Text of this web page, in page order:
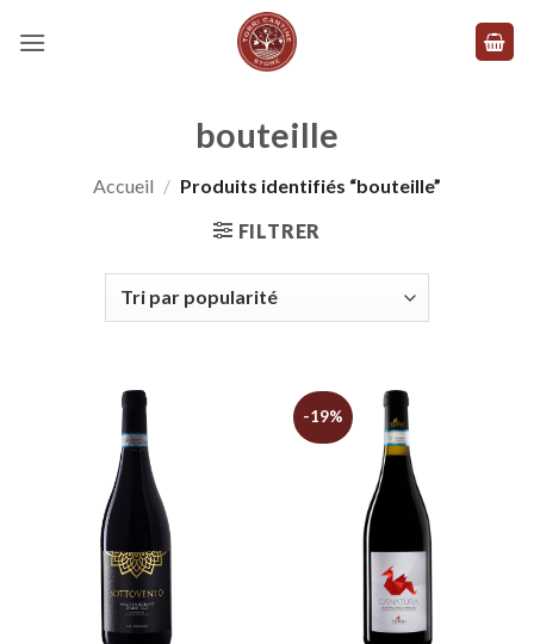
bouteille
Accueil / Produits identifiés “bouteille”
FILTRER
-19%